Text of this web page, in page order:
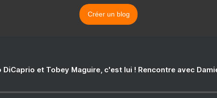
Créer un blog
DiCaprio et Tobey Maguire, c'est lui ! Rencontre avec